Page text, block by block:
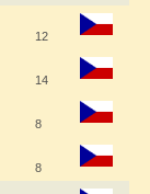
12
14
8
8